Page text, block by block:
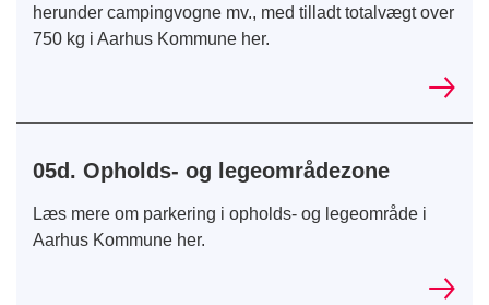
herunder campingvogne mv., med tilladt totalvægt over
750 kg i Aarhus Kommune her.
05d. Opholds- og legeområdezone
Læs mere om parkering i opholds- og legeområde i
Aarhus Kommune her.